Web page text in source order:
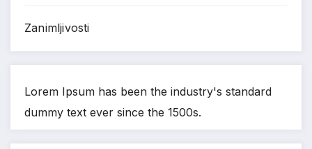
Zanimljivosti
Lorem Ipsum has been the industry's standard
dummy text ever since the 1500s.